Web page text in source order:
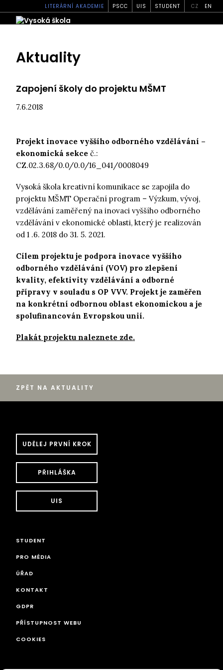
LITERÁRNÍ AKADEMIE PSCC UIS STUDENT CZ EN
Aktuality
Zapojení školy do projektu MŠMT
7.6.2018
Projekt inovace vyššího odborného vzdělávání –
ekonomická sekce č.:
CZ.02.3.68/0.0/0.0/16_041/0008049
Vysoká škola kreativní komunikace se zapojila do
projektu MŠMT Operační program – Výzkum, vývoj,
vzdělávání zaměřený na inovaci vyššího odborného
vzdělávání v ekonomické oblasti, který je realizován
od 1 .6. 2018 do 31. 5. 2021.
Cílem projektu je podpora inovace vyššího
odborného vzdělávání (VOV) pro zlepšení
kvality, efektivity vzdělávání a odborné
přípravy v souladu s OP VVV. Projekt je zaměřen
na konkrétní odbornou oblast ekonomickou a je
spolufinancován Evropskou unií.
Plakát projektu naleznete zde.
ZPĚT NA AKTUALITY
UDĚLEJ PRVNÍ KROK
PŘIHLÁŠKA
UIS
STUDENT
PRO MÉDIA
ÚŘAD
KONTAKT
GDPR
PŘÍSTUPNOST WEBU
COOKIES